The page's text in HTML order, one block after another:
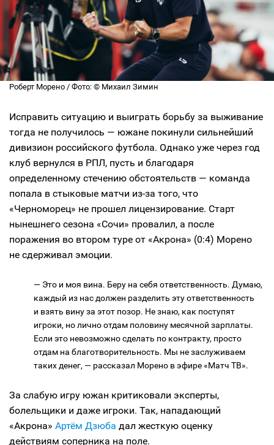
Роберт Морено / Фото: © Михаил Зимин
Исправить ситуацию и выиграть борьбу за выживание
тогда не получилось — южане покинули сильнейший
дивизион российского футбола. Однако уже через год
клуб вернулся в РПЛ, пусть и благодаря
определенному стечению обстоятельств — команда
попала в стыковые матчи из-за того, что
«Черноморец» не прошел лицензирование. Старт
нынешнего сезона «Сочи» провалил, а после
поражения во втором туре от «Акрона» (0:4) Морено
не сдерживал эмоции.
— Это и моя вина. Беру на себя ответственность. Думаю,
каждый из нас должен разделить эту ответственность
и взять вину за этот позор. Не знаю, как поступят
игроки, но лично отдам половину месячной зарплаты.
Если это невозможно сделать по контракту, просто
отдам на благотворительность. Мы не заслуживаем
таких денег, — рассказал Морено в эфире «Матч ТВ».
За слабую игру южан критиковали эксперты,
болельщики и даже игроки. Так, нападающий
«Акрона» Артём Дзюба дал жесткую оценку
действиям соперника на поле.